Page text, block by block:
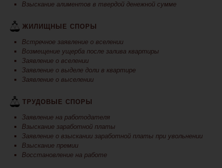
Взыскание алиментов в твердой денежной сумме
ЖИЛИЩНЫЕ СПОРЫ
Встречное заявление о вселении
Возмещение ущерба после залива квартиры
Заявление о вселении
Заявление о выделе доли в квартире
Заявление о выселении
ТРУДОВЫЕ СПОРЫ
Заявление на работодателя
Взыскание заработной платы
Заявление о взыскании заработной платы при увольнении
Взыскание премии
Восстановление на работе